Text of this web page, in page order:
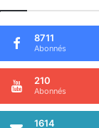
8711
Abonnés
210
Abonnés
1614